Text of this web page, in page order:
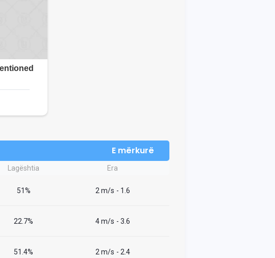
E mërkurë
Lagështia Era
51% 2 m/s - 1.6
22.7% 4 m/s - 3.6
51.4% 2 m/s - 2.4